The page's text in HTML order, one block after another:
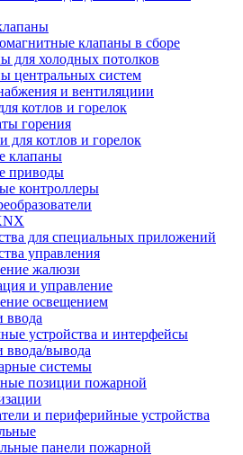
клапаны в сборе
для холодных потолков
центральных систем
и вентиляциии
котлов и горелок
горения
для котлов и горелок
клапаны
приводы
контроллеры
для специальных приложений
управления
жалюзи
и управление
освещением
ввода
устройства и интерфейсы
ввода/вывода
системы
позиции пожарной
и периферийные устройства
панели пожарной